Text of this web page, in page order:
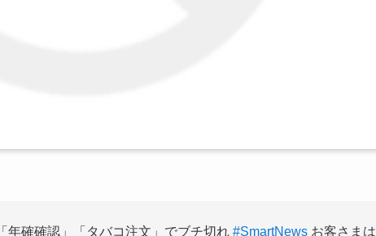
確確認」「タバコ注文」でブチ切れ #SmartNews お客さまは